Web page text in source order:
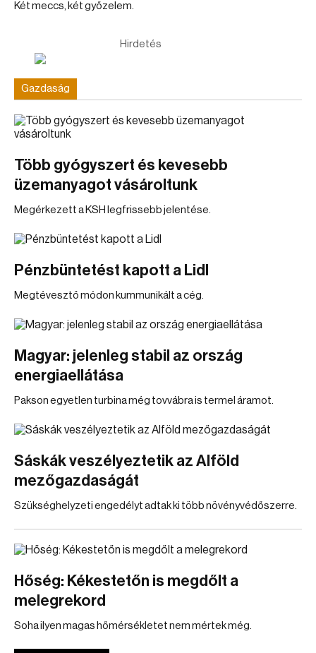
Két meccs, két győzelem.
Hirdetés
Gazdaság
Több gyógyszert és kevesebb
üzemanyagot vásároltunk
Megérkezett a KSH legfrissebb jelentése.
Pénzbüntetést kapott a Lidl
Megtévesztő módon kummunikált a cég.
Magyar: jelenleg stabil az ország
energiaellátása
Pakson egyetlen turbina még tovvábra is termel áramot.
Sáskák veszélyeztetik az Alföld
mezőgazdaságát
Szükséghelyzeti engedélyt adtak ki több növényvédőszerre.
Hőség: Kékestetőn is megdőlt a
melegrekord
Soha ilyen magas hőmérsékletet nem mértek még.